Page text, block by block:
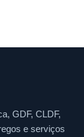
GDF, CLDF,
e serviços